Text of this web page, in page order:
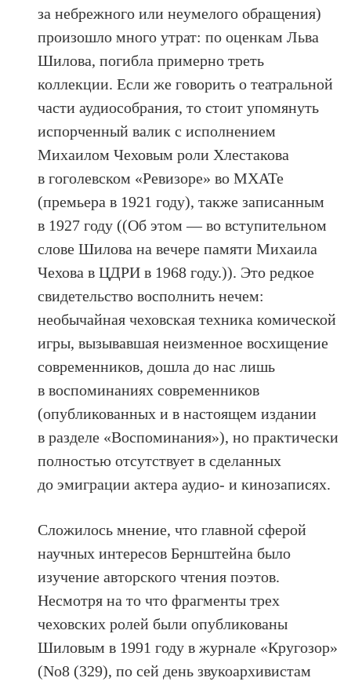
за небрежного или неумелого обращения)
произошло много утрат: по оценкам Льва
Шилова, погибла примерно треть
коллекции. Если же говорить о театральной
части аудиособрания, то стоит упомянуть
испорченный валик с исполнением
Михаилом Чеховым роли Хлестакова
в гоголевском «Ревизоре» во МХАТе
(премьера в 1921 году), также записанным
в 1927 году ((Об этом — во вступительном
слове Шилова на вечере памяти Михаила
Чехова в ЦДРИ в 1968 году.)). Это редкое
свидетельство восполнить нечем:
необычайная чеховская техника комической
игры, вызывавшая неизменное восхищение
современников, дошла до нас лишь
в воспоминаниях современников
(опубликованных и в настоящем издании
в разделе «Воспоминания»), но практически
полностью отсутствует в сделанных
до эмиграции актера аудио- и кинозаписях.
Сложилось мнение, что главной сферой
научных интересов Бернштейна было
изучение авторского чтения поэтов.
Несмотря на то что фрагменты трех
чеховских ролей были опубликованы
Шиловым в 1991 году в журнале «Кругозор»
(No8 (329), по сей день звукоархивистам